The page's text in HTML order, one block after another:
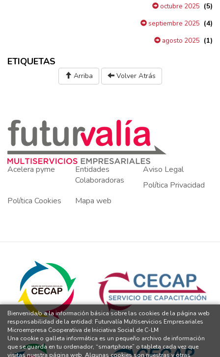
octubre 2025 (5)
septiembre 2025 (4)
agosto 2025 (1)
ETIQUETAS
Arriba Volver Atrás
Acelera pyme
Entidades
Colaboradoras
Aviso Legal
Política Privacidad
Política Cookies
Mapa web
Bienvenida/o a la información básica sobre las cookies de la página web
responsabilidad de la entidad: Futurvalía Multiservicios Empresariales
Microempresa Cooperativa de Iniciativa Social de C-LM
Una cookie o galleta informática es un pequeño archivo de información
que se guarda en tu ordenador, “smartphone” o tableta cada vez que
visitas nuestra página web. Algunas cookies son nuestras y otras